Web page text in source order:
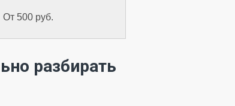
От 500 руб.
разбирать